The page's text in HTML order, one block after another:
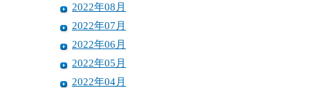
2022年08月
2022年07月
2022年06月
2022年05月
2022年04月